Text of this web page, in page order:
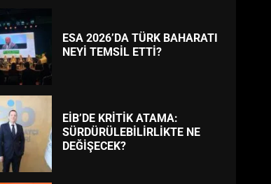
ESA 2026’DA TÜRK BAHARATI
NEYİ TEMSİL ETTİ?
EİB’DE KRİTİK ATAMA:
SÜRDÜRÜLEBİLİRLİKTE NE
DEĞİŞECEK?